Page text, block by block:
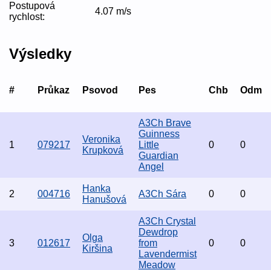
Postupová
rychlost:
4.07 m/s
Výsledky
# Průkaz Psovod Pes Chb Odm
1 079217
Veronika
Krupková
A3Ch Brave
Guinness
Little
Guardian
Angel
0 0
2 004716
Hanka
Hanušová
A3Ch Sára 0 0
3 012617
Olga
Kiršina
A3Ch Crystal
Dewdrop
from
Lavendermist
Meadow
0 0